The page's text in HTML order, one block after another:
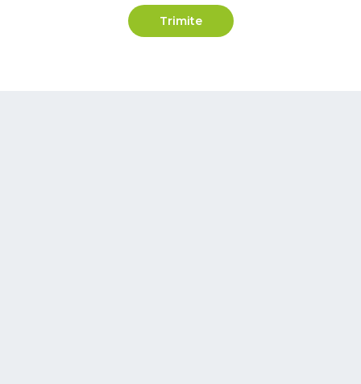
Trimite